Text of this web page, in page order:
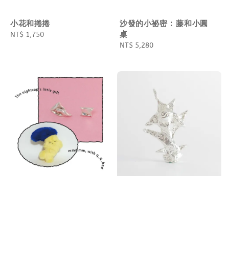
小花和捲捲
Regular
NT$ 1,750
沙發的小祕密 : 藤和小圓
桌
Regular
NT$ 5,280